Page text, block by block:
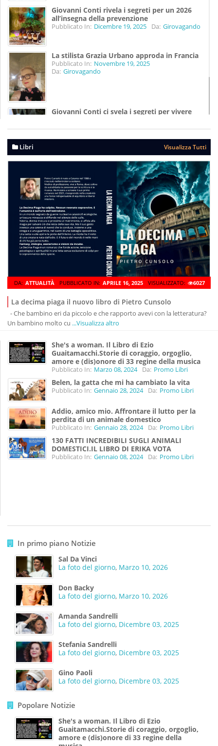
Giovanni Conti rivela i segreti per un 2026
all’insegna della prevenzione
Pubblicato In: Dicembre 19, 2025 Da: Girovagando
La stilista Grazia Urbano approda in Francia
Pubblicato In: Novembre 19, 2025
Da: Girovagando
Giovanni Conti ci svela i segreti per vivere
Pubblicato In: Agosto 07, 2025 Da: Girovagando
Libri Visualizza Tutti
DA: ATTUALITÀ PUBBLICATO IN: APRILE 16, 2025 VISUALIZZATO: 6027
La decima piaga il nuovo libro di Pietro Cunsolo
- Che bambino eri da piccolo e che rapporto avevi con la letteratura?
Un bambino molto cu ...Visualizza altro
She's a woman. Il Libro di Ezio
Guaitamacchi.Storie di coraggio, orgoglio,
amore e (dis)onore di 33 regine della musica
Pubblicato In: Marzo 08, 2024 Da: Promo Libri
Belen, la gatta che mi ha cambiato la vita
Pubblicato In: Gennaio 28, 2024 Da: Promo Libri
Addio, amico mio. Affrontare il lutto per la
perdita di un animale domestico
Pubblicato In: Gennaio 28, 2024 Da: Promo Libri
130 FATTI INCREDIBILI SUGLI ANIMALI
DOMESTICI.IL LIBRO DI ERIKA VOTA
Pubblicato In: Gennaio 08, 2024 Da: Promo Libri
In primo piano Notizie
Sal Da Vinci
La foto del giorno, Marzo 10, 2026
Don Backy
La foto del giorno, Marzo 10, 2026
Amanda Sandrelli
La foto del giorno, Dicembre 03, 2025
Stefania Sandrelli
La foto del giorno, Dicembre 03, 2025
Gino Paoli
La foto del giorno, Dicembre 03, 2025
Popolare Notizie
She's a woman. Il Libro di Ezio
Guaitamacchi.Storie di coraggio, orgoglio,
amore e (dis)onore di 33 regine della